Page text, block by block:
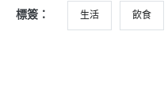
標簽： 生活 飲食